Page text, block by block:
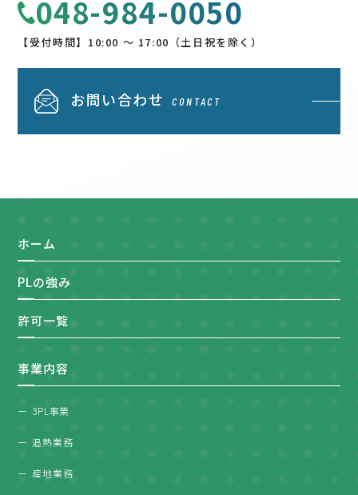
048-984-0050
【受付時間】10:00 〜 17:00（土日祝を除く）
お問い合わせ CONTACT
ホーム
PLの強み
許可一覧
事業内容
3PL事業
追熟業務
産地業務